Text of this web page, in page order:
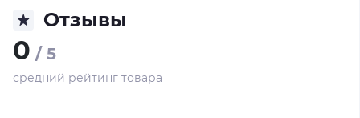
Отзывы
0 / 5
средний рейтинг товара